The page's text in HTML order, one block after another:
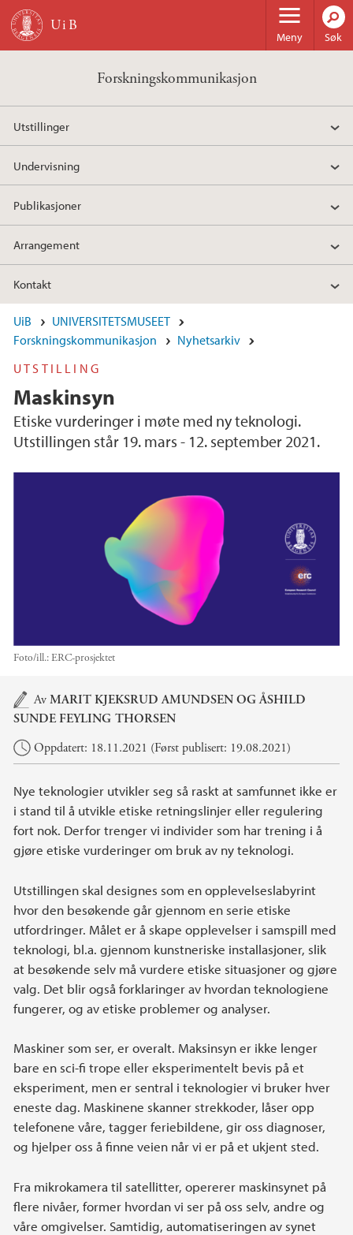
Hopp til hovedinnhold
Meny Søk
Forskningskommunikasjon
Utstillinger
Undervisning
Publikasjoner
Arrangement
Kontakt
UiB
UNIVERSITETSMUSEET
Forskningskommunikasjon
Nyhetsarkiv
UTSTILLING
Maskinsyn
Etiske vurderinger i møte med ny teknologi.
Utstillingen står 19. mars - 12. september 2021.
Foto/ill.:ERC-prosjektet
Hovedinnhold
AvMARIT KJEKSRUD AMUNDSENOGÅSHILD
SUNDE FEYLING THORSEN
Oppdatert: 18.11.2021 (Først publisert: 19.08.2021)
Nye teknologier utvikler seg så raskt at samfunnet ikke er
i stand til å utvikle etiske retningslinjer eller regulering
fort nok. Derfor trenger vi individer som har trening i å
gjøre etiske vurderinger om bruk av ny teknologi.
Utstillingen skal designes som en opplevelseslabyrint
hvor den besøkende går gjennom en serie etiske
utfordringer. Målet er å skape opplevelser i samspill med
teknologi, bl.a. gjennom kunstneriske installasjoner, slik
at besøkende selv må vurdere etiske situasjoner og gjøre
valg. Det blir også forklaringer av hvordan teknologiene
fungerer, og av etiske problemer og analyser.
Maskiner som ser, er overalt. Maksinsyn er ikke lenger
bare en sci-fi trope eller eksperimentelt bevis på et
eksperiment, men er sentral i teknologier vi bruker hver
eneste dag. Maskinene skanner strekkoder, låser opp
telefonene våre, tagger feriebildene, gir oss diagnoser,
og hjelper oss å finne veien når vi er på et ukjent sted.
Fra mikrokamera til satellitter, opererer maskinsynet på
flere nivåer, former hvordan vi ser på oss selv, andre og
våre omgivelser. Samtidig, automatiseringen av synet